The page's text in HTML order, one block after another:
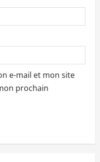
e-mail et mon site
prochain